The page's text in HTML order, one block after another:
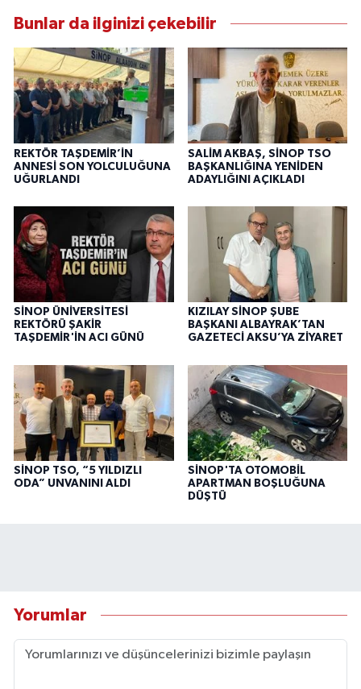
Bunlar da ilginizi çekebilir
REKTÖR TAŞDEMİR’İN
ANNESİ SON YOLCULUĞUNA
UĞURLANDI
SALİM AKBAŞ, SİNOP TSO
BAŞKANLIĞINA YENİDEN
ADAYLIĞINI AÇIKLADI
SİNOP ÜNİVERSİTESİ
REKTÖRÜ ŞAKİR
TAŞDEMİR'İN ACI GÜNÜ
KIZILAY SİNOP ŞUBE
BAŞKANI ALBAYRAK’TAN
GAZETECİ AKSU’YA ZİYARET
SİNOP TSO, “5 YILDIZLI
ODA” UNVANINI ALDI
SİNOP'TA OTOMOBİL
APARTMAN BOŞLUĞUNA
DÜŞTÜ
Yorumlar